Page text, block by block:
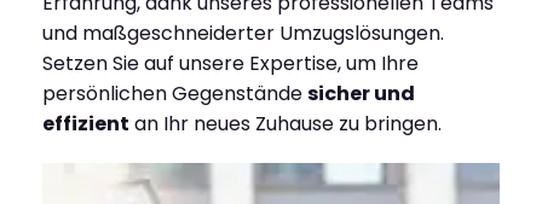
und maßgeschneiderter Umzugslösungen.
Setzen Sie auf unsere Expertise, um Ihre
persönlichen Gegenständesicher und
effizient an Ihr neues Zuhause zu bringen.